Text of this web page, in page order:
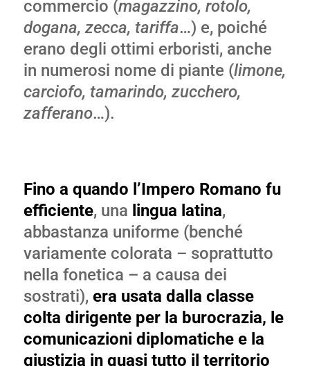
commercio (magazzino, rotolo,
dogana, zecca, tariffa…) e, poiché
erano degli ottimi erboristi, anche
in numerosi nome di piante (limone,
carciofo, tamarindo, zucchero,
zafferano…).
Fino a quando l’Impero Romano fu
efficiente, una lingua latina,
abbastanza uniforme (benché
variamente colorata – soprattutto
nella fonetica – a causa dei
sostrati), era usata dalla classe
colta dirigente per la burocrazia, le
comunicazioni diplomatiche e la
giustizia in quasi tutto il territorio